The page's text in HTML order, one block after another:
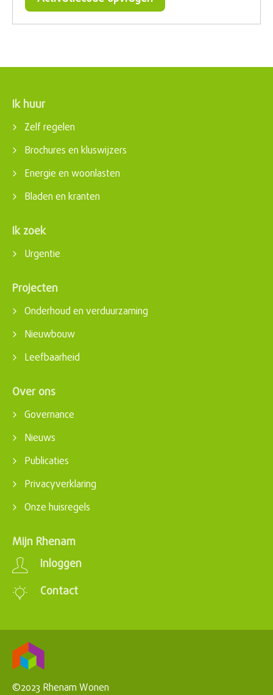
Contactinformatie
Ik huur
Zelf regelen
Brochures en kluswijzers
Energie en woonlasten
Bladen en kranten
Ik zoek
Urgentie
Projecten
Onderhoud en verduurzaming
Nieuwbouw
Leefbaarheid
Over ons
Governance
Nieuws
Publicaties
Privacyverklaring
Onze huisregels
Mijn Rhenam
Inloggen
Contact
©2023 Rhenam Wonen